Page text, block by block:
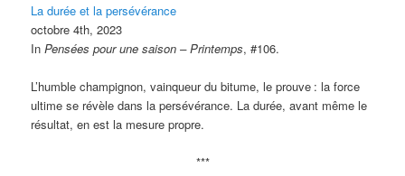
La durée et la persévérance
octobre 4th, 2023
InPensées pour une saison – Printemps, #106.
L’humble champignon, vainqueur du bitume, le prouve : la force
ultime se révèle dans la persévérance. La durée, avant même le
résultat, en est la mesure propre.
***